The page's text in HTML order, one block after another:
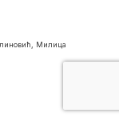
Милица